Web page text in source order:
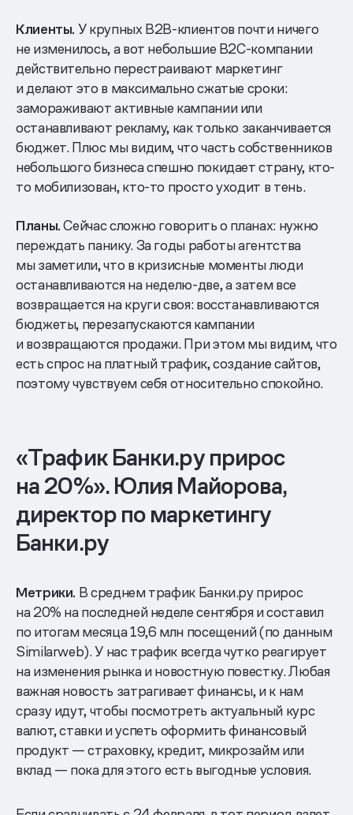
Клиенты. У крупных B2B-клиентов почти ничего
не изменилось, а вот небольшие B2C-компании
действительно перестраивают маркетинг
и делают это в максимально сжатые сроки:
замораживают активные кампании или
останавливают рекламу, как только заканчивается
бюджет. Плюс мы видим, что часть собственников
небольшого бизнеса спешно покидает страну, кто-
то мобилизован, кто-то просто уходит в тень.
Планы.Сейчас сложно говорить о планах: нужно
переждать панику. За годы работы агентства
мы заметили, что в кризисные моменты люди
останавливаются на неделю-две, а затем все
возвращается на круги своя: восстанавливаются
бюджеты, перезапускаются кампании
и возвращаются продажи. При этом мы видим, что
есть спрос на платный трафик, создание сайтов,
поэтому чувствуем себя относительно спокойно.
«Трафик Банки.ру прирос
на 20%». Юлия Майорова,
директор по маркетингу
Банки.ру
Метрики. В среднем трафик Банки.ру прирос
на 20% на последней неделе сентября и составил
по итогам месяца 19,6 млн посещений (по данным
Similarweb). У нас трафик всегда чутко реагирует
на изменения рынка и новостную повестку. Любая
важная новость затрагивает финансы, и к нам
сразу идут, чтобы посмотреть актуальный курс
валют, ставки и успеть оформить финансовый
продукт — страховку, кредит, микрозайм или
вклад — пока для этого есть выгодные условия.